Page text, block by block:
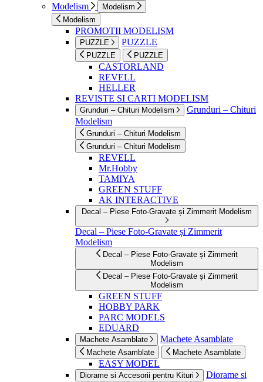
Modelism
Modelism
Modelism
PROMOTII MODELISM
PUZZLE PUZZLE
PUZZLE PUZZLE
CASTORLAND
REVELL
HELLER
REVISTE SI CARTI MODELISM
Grunduri – Chituri Modelism
Grunduri – Chituri
Modelism
Grunduri – Chituri Modelism
Grunduri – Chituri Modelism
REVELL
Mr.Hobby
TAMIYA
GREEN STUFF
AK INTERACTIVE
Decal – Piese Foto-Gravate și Zimmerit Modelism
Decal – Piese Foto-Gravate și Zimmerit
Modelism
Decal – Piese Foto-Gravate și Zimmerit
Modelism
Decal – Piese Foto-Gravate și Zimmerit
Modelism
GREEN STUFF
HOBBY PARK
PARC MODELS
EDUARD
Machete Asamblate Machete Asamblate
Machete Asamblate Machete Asamblate
EASY MODEL
Diorame si Accesorii pentru Kituri
Diorame si